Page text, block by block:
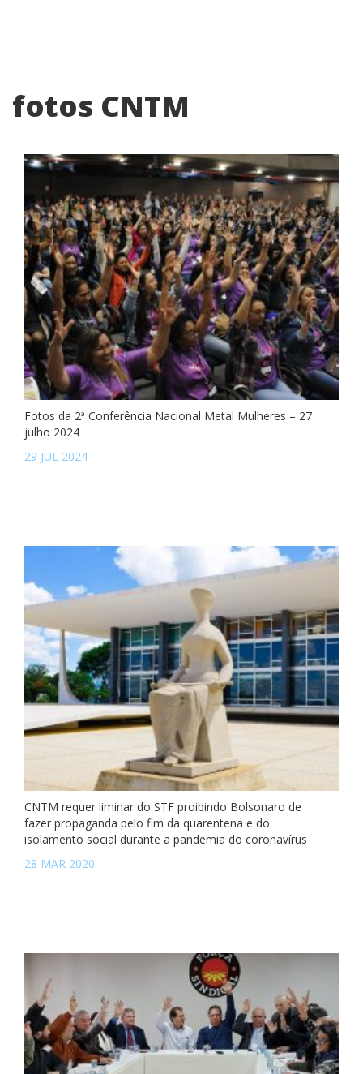
fotos CNTM
Fotos da 2ª Conferência Nacional Metal Mulheres – 27
julho 2024
29 JUL 2024
CNTM requer liminar do STF proibindo Bolsonaro de
fazer propaganda pelo fim da quarentena e do
isolamento social durante a pandemia do coronavírus
28 MAR 2020